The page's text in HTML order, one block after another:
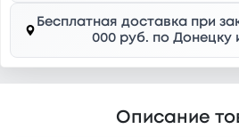
Бесплатная доставка при
000 руб. по Донецку
Описание